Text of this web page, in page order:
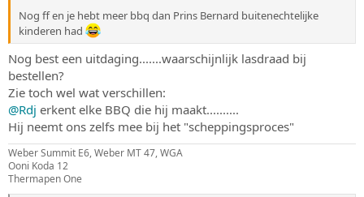
t
e
r
Nog ff en je hebt meer bbq dan Prins Bernard buitenechtelijke
kinderen had
Nog best een uitdaging.......waarschijnlijk lasdraad bij
bestellen?
Zie toch wel wat verschillen:
@Rdj erkent elke BBQ die hij maakt..........
Hij neemt ons zelfs mee bij het "scheppingsproces"
Weber Summit E6, Weber MT 47, WGA
Ooni Koda 12
Thermapen One